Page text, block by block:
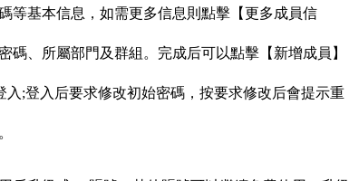
基本信息，如需更多信息則點擊【更多成員信
、所屬部門及群組。完成后可以點擊【新增成員】
;登入后要求修改初始密碼，按要求修改后會提示重